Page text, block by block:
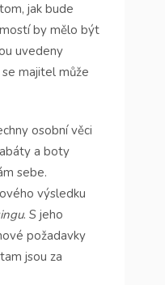
jak bude
by mělo být
uvedeny
majitel může
osobní věci
a boty
sebe.
výsledku
. S jeho
požadavky
jsou za